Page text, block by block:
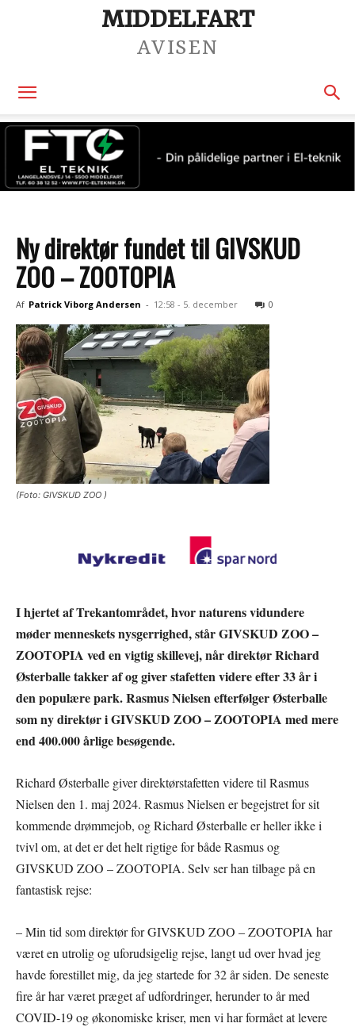
MIDDELFART
AVISEN
Ny direktør fundet til GIVSKUD
ZOO – ZOOTOPIA
Af Patrick Viborg Andersen - 12:58 - 5. december 0
(Foto: GIVSKUD ZOO )
I hjertet af Trekantområdet, hvor naturens vidundere
møder menneskets nysgerrighed, står GIVSKUD ZOO –
ZOOTOPIA ved en vigtig skillevej, når direktør Richard
Østerballe takker af og giver stafetten videre efter 33 år i
den populære park. Rasmus Nielsen efterfølger Østerballe
som ny direktør i GIVSKUD ZOO – ZOOTOPIA med mere
end 400.000 årlige besøgende.
Richard Østerballe giver direktørstafetten videre til Rasmus
Nielsen den 1. maj 2024. Rasmus Nielsen er begejstret for sit
kommende drømmejob, og Richard Østerballe er heller ikke i
tvivl om, at det er det helt rigtige for både Rasmus og
GIVSKUD ZOO – ZOOTOPIA. Selv ser han tilbage på en
fantastisk rejse:
– Min tid som direktør for GIVSKUD ZOO – ZOOTOPIA har
været en utrolig og uforudsigelig rejse, langt ud over hvad jeg
havde forestillet mig, da jeg startede for 32 år siden. De seneste
fire år har været præget af udfordringer, herunder to år med
COVID-19 og økonomiske kriser, men vi har formået at levere